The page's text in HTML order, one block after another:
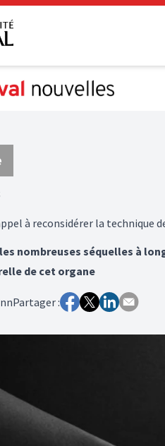
à reconsidérer la technique
nombreuses séquelles à
de cet organe
Partager :